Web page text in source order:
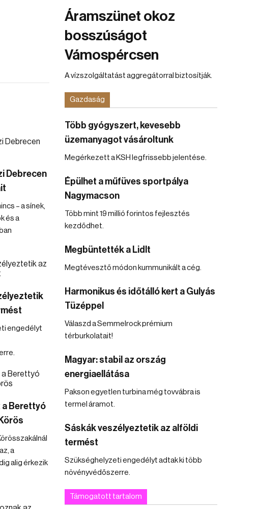
Debrecen
– a sínek,
és a
engedélyt
a Berettyó
a
alig érkezik
Áramszünet okoz
bosszúságot
Vámospércsen
A vízszolgáltatást aggregátorral biztosítják.
Gazdaság
Több gyógyszert, kevesebb
üzemanyagot vásároltunk
Megérkezett a KSH legfrissebb jelentése.
Épülhet a műfüves sportpálya
Nagymacson
Több mint 19 millió forintos fejlesztés
kezdődhet.
Megbüntették a Lidlt
Megtévesztő módon kummunikált a cég.
Harmonikus és időtálló kert a Gulyás
Tüzéppel
Válaszd a Semmelrock prémium
térburkolatait!
Magyar: stabil az ország
energiaellátása
Pakson egyetlen turbina még tovvábra is
termel áramot.
Sáskák veszélyeztetik az alföldi
termést
Szükséghelyzeti engedélyt adtak ki több
növényvédőszerre.
Támogatott tartalom